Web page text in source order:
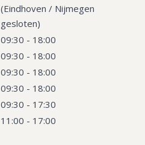
(Eindhoven / Nijmegen
gesloten)
09:30 - 18:00
09:30 - 18:00
09:30 - 18:00
09:30 - 18:00
09:30 - 17:30
11:00 - 17:00